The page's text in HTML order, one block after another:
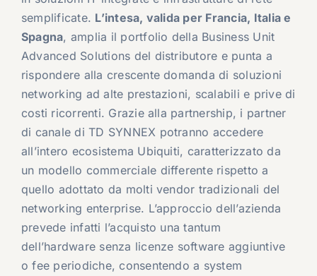
semplificate. L’intesa, valida per Francia, Italia e
Spagna, amplia il portfolio della Business Unit
Advanced Solutions del distributore e punta a
rispondere alla crescente domanda di soluzioni
networking ad alte prestazioni, scalabili e prive di
costi ricorrenti. Grazie alla partnership, i partner
di canale di TD SYNNEX potranno accedere
all’intero ecosistema Ubiquiti, caratterizzato da
un modello commerciale differente rispetto a
quello adottato da molti vendor tradizionali del
networking enterprise. L’approccio dell’azienda
prevede infatti l’acquisto una tantum
dell’hardware senza licenze software aggiuntive
o fee periodiche, consentendo a system